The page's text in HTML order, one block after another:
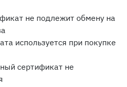
не подлежит обмену на
используется при покупке
сертификат не